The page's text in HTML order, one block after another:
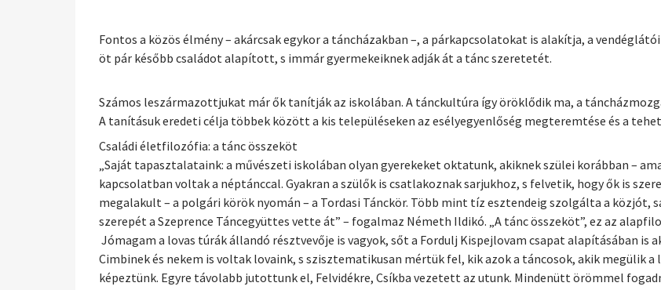
Fontos a közös élmény – akárcsak egykor a táncházakban –, a párkapcsolatokat is alakítja, a
öt pár később családot alapított, s immár gyermekeiknek adják át a tánc szeretetét.
Számos leszármazottjukat már ők tanítják az iskolában. A tánckultúra így öröklődik ma, a
A tanításuk eredeti célja többek között a kis településeken az esélyegyenlőség megteremtése és a
Családi életfilozófia: a tánc összeköt
„Saját tapasztalataink: a művészeti iskolában olyan gyerekeket oktatunk, akiknek szülei korábban –
kapcsolatban voltak a néptánccal. Gyakran a szülők is csatlakoznak sarjukhoz, s felvetik, hogy ők is
megalakult – a polgári körök nyomán – a Tordasi Tánckör. Több mint tíz esztendeig szolgálta a közjót,
szerepét a Szeprence Táncegyüttes vette át” – fogalmaz Németh Ildikó. „A tánc összeköt”, ez az
Jómagam a lovas túrák állandó résztvevője is vagyok, sőt a Fordulj Kispejlovam csapat alapításában is
Cimbinek és nekem is voltak lovaink, s szisztematikusan mértük fel, kik azok a táncosok, akik megülik
képeztünk. Egyre távolabb jutottunk el, Felvidékre, Csíkba vezetett az utunk. Mindenütt örömmel